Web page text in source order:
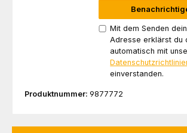
Mit dem Senden
Adresse erklärst du
automatisch mit
einverstanden.
Produktnummer: 9877772